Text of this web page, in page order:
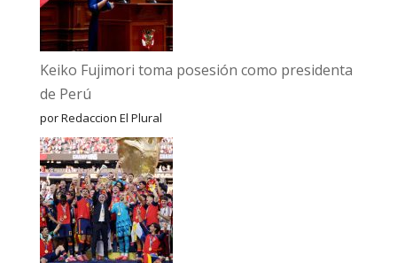
Keiko Fujimori toma posesión como presidenta
de Perú
por Redaccion El Plural